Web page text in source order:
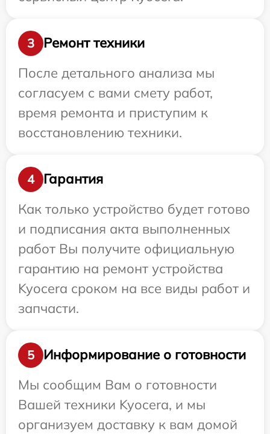
3
Ремонт техники
После детального анализа мы
согласуем с вами смету работ,
время ремонта и приступим к
восстановлению техники.
4
Гарантия
Как только устройство будет готово
и подписания акта выполненных
работ Вы получите официальную
гарантию на ремонт устройства
Kyocera сроком на все виды работ и
запчасти.
5
Информирование о готовности
Мы сообщим Вам о готовности
Вашей техники Kyocera, и мы
организуем доставку к вам домой